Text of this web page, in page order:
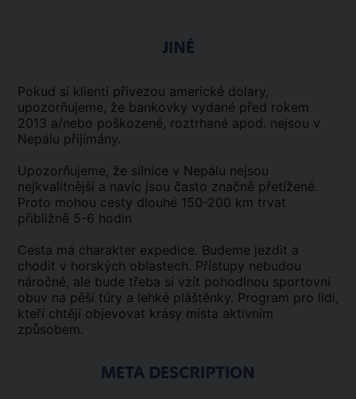
JINÉ
Pokud si klienti přivezou americké dolary,
upozorňujeme, že bankovky vydané před rokem
2013 a/nebo poškozené, roztrhané apod. nejsou v
Nepálu přijímány.
Upozorňujeme, že silnice v Nepálu nejsou
nejkvalitnější a navíc jsou často značně přetížené.
Proto mohou cesty dlouhé 150-200 km trvat
přibližně 5-6 hodin
Cesta má charakter expedice. Budeme jezdit a
chodit v horských oblastech. Přístupy nebudou
náročné, ale bude třeba si vzít pohodlnou sportovní
obuv na pěší túry a lehké pláštěnky. Program pro lidi,
kteří chtějí objevovat krásy místa aktivním
způsobem.
META DESCRIPTION